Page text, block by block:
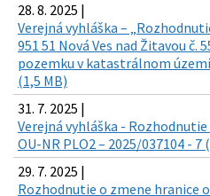
28. 8. 2025 |
Verejná vyhláška –
951 51 Nová Ves nad Žitavou č.
pozemku v katastrálnom území
(1,5 MB)
31. 7. 2025 |
Verejná vyhláška -
OU-NR PLO2 – 2025/037104 - 7
29. 7. 2025 |
Rozhodnutie o zmene hranice